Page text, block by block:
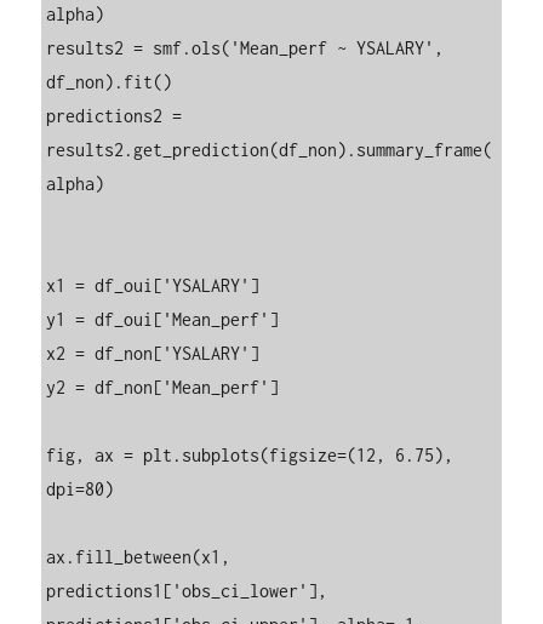
alpha)
results2 = smf.ols('Mean_perf ~ YSALARY',
df_non).fit()
predictions2 =
results2.get_prediction(df_non).summary_frame(
alpha)
x1 = df_oui['YSALARY']
y1 = df_oui['Mean_perf']
x2 = df_non['YSALARY']
y2 = df_non['Mean_perf']
fig, ax = plt.subplots(figsize=(12, 6.75),
dpi=80)
ax.fill_between(x1,
predictions1['obs_ci_lower'],